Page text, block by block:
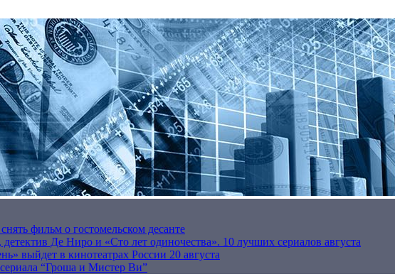
фильм о гостомельском десанте
Де Ниро и «Сто лет одиночества». 10 лучших сериалов августа
выйдет в кинотеатрах России 20 августа
“Гроша и Мистер Ви”